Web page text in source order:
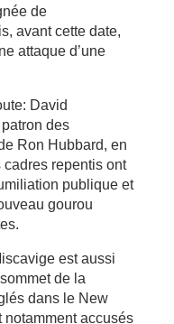
de
avant cette date,
attaque d’une
David
des
Ron Hubbard, en
repentis ont
publique et
gourou
est aussi
de la
dans le New
notamment accusés